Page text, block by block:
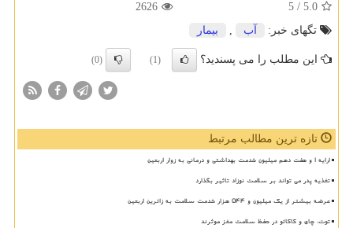
5.0
/ 5
2626
تگهای خبر:
آب , بیمار
این مطلب را می پسندید؟ (1)
(0)
تازه ترین مطالب مرتبط
ارایه ۱ و هفت دهم میلیون خدمت بهداشتی و درمانی به زوار اربعین
تغذیه پدر می تواند بر سلامت نوزاد تاثیر بگذارد
عرضه بیشتر از یک میلیون و ۵۴۴ هزار خدمت سلامت به زائرین اربعین
توت، چای و کاکائو در حفظ سلامت مغز موثرند